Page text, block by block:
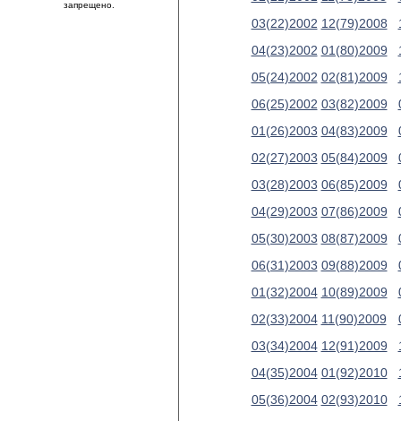
запрещено.
03(22)2002
04(23)2002
05(24)2002
06(25)2002
01(26)2003
02(27)2003
03(28)2003
04(29)2003
05(30)2003
06(31)2003
01(32)2004
02(33)2004
03(34)2004
04(35)2004
05(36)2004
12(79)2008
01(80)2009
02(81)2009
03(82)2009
04(83)2009
05(84)2009
06(85)2009
07(86)2009
08(87)2009
09(88)2009
10(89)2009
11(90)2009
12(91)2009
01(92)2010
02(93)2010